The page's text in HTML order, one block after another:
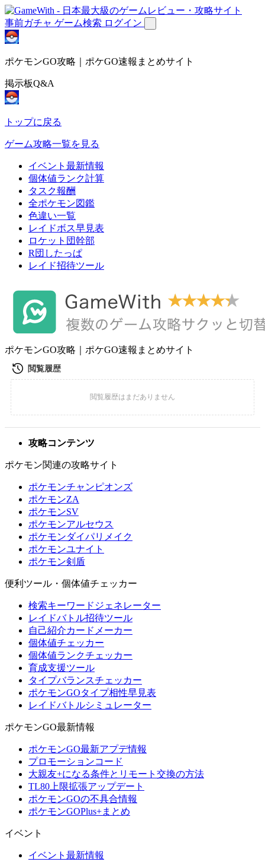
事前ガチャ ゲーム検索 ログイン
ポケモンGO攻略｜ポケGO速報まとめサイト
掲示板Q&A
トップに戻る
ゲーム攻略一覧を見る
イベント最新情報
個体値ランク計算
タスク報酬
全ポケモン図鑑
色違い一覧
レイドボス早見表
ロケット団幹部
R団したっぱ
レイド招待ツール
ポケモンGO攻略｜ポケGO速報まとめサイト
攻略コンテンツ
ポケモン関連の攻略サイト
ポケモンチャンピオンズ
ポケモンZA
ポケモンSV
ポケモンアルセウス
ポケモンダイパリメイク
ポケモンユナイト
ポケモン剣盾
便利ツール・個体値チェッカー
検索キーワードジェネレーター
レイドバトル招待ツール
自己紹介カードメーカー
個体値チェッカー
個体値ランクチェッカー
育成支援ツール
タイプバランスチェッカー
ポケモンGOタイプ相性早見表
レイドバトルシミュレーター
ポケモンGO最新情報
ポケモンGO最新アプデ情報
プロモーションコード
大親友+になる条件とリモート交換の方法
TL80上限拡張アップデート
ポケモンGOの不具合情報
ポケモンGOPlus+まとめ
イベント
イベント最新情報